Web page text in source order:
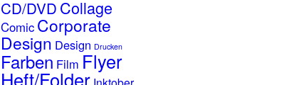
CD/DVD Collage
Comic Corporate
Design Design Drucken
Farben Film Flyer
Heft/Folder